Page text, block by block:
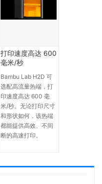
打印速度高达 600
毫米/秒
Bambu Lab H2D 可
选配高流量热端，打
印速度高达 600 毫
米/秒。无论打印尺寸
和形状如何，该热端
都能提供高效、不间
断的高速打印。